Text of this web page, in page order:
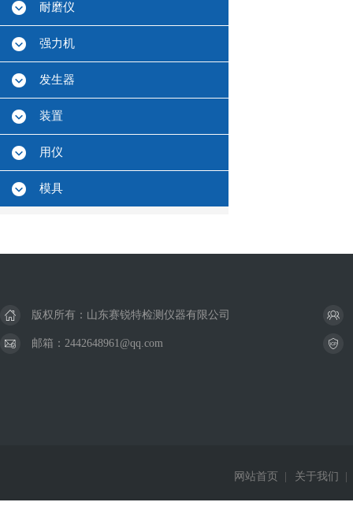
耐磨仪
强力机
发生器
装置
用仪
模具
版权所有：山东赛锐特检测仪器有限公司
邮箱：2442648961@qq.com
网站首页 关于我们